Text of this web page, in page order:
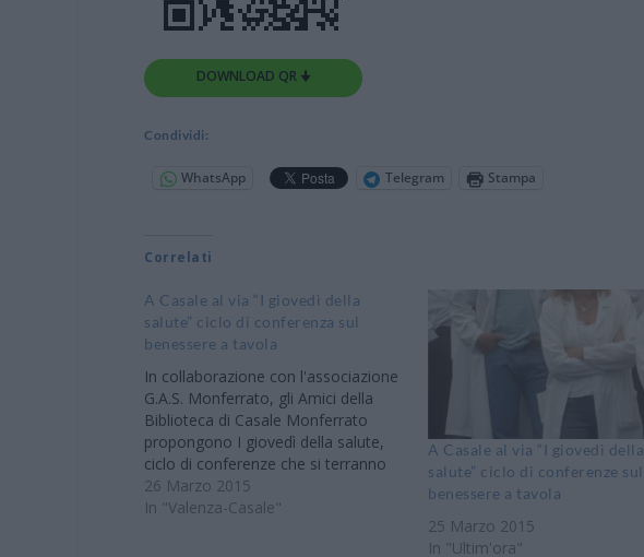
DOWNLOAD QR 🠋
Condividi:
WhatsApp Telegram Stampa
Correlati
A Casale al via “I giovedì della
salute” ciclo di conferenza sul
benessere a tavola
In collaborazione con l'associazione
G.A.S. Monferrato, gli Amici della
Biblioteca di Casale Monferrato
propongono I giovedì della salute,
ciclo di conferenze che si terranno
ogni giovedì, con scadenza mensile,
nell'Auditorium Santa Chiara. Gli
26 Marzo 2015
In "Valenza-Casale"
A Casale al via “I giovedì della
salute” ciclo di conferenze sul
benessere a tavola
25 Marzo 2015
In "Ultim'ora"